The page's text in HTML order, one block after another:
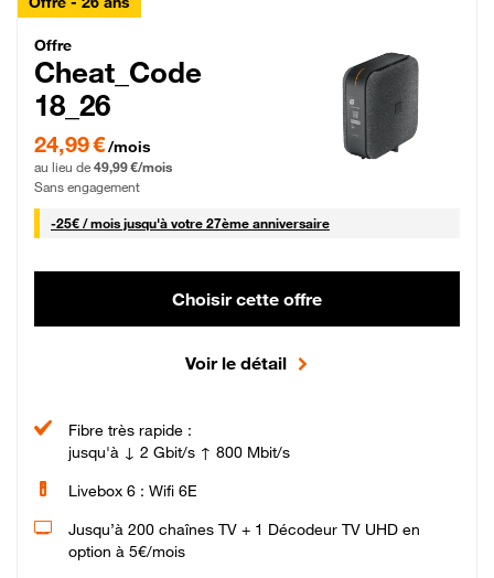
Cheat_Code Fibre_18_26
Offre
Cheat_Code
18_26
24,99 € par mois pendant 0 mois puis 49,99 € par mois, Sans engagement
24,99 €/mois
au lieu de 49,99 €/mois
Sans engagement
-25€ / mois25 € par mois
jusqu'à votre 27ème anniversaire
Choisir cette offre
Voir le détail
Fibre très rapide :
jusqu'à ↓ 2 Gbit/s ↑ 800 Mbit/s
Livebox 6 : Wifi 6E
Jusqu’à 200 chaînes TV + 1 Décodeur TV UHD en
option à 5€/mois